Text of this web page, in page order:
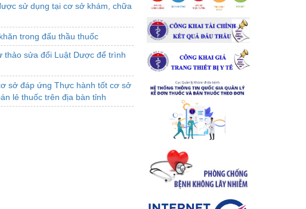
sử dụng tại cơ sở khám, chữa
trong đấu thầu thuốc
thảo sửa đổi Luật Dược để trình
sở đáp ứng Thực hành tốt cơ sở
lẻ thuốc trên địa bàn tỉnh